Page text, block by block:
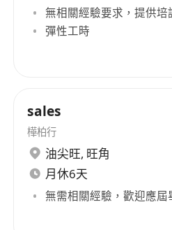
無相關經驗要求，提供培
彈性工時
sales
樺柏行
油尖旺, 旺角
月休6天
無需相關經驗，歡迎應屆